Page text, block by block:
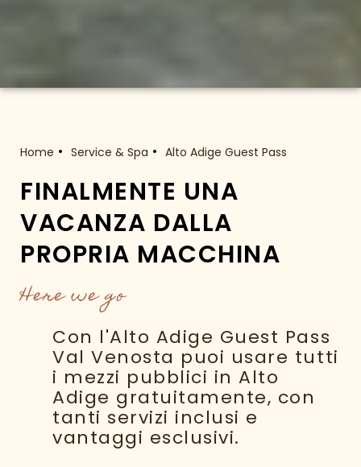
Home Service & Spa Alto Adige Guest Pass
FINALMENTE UNA
VACANZA DALLA
PROPRIA MACCHINA
Here we go
Con l'Alto Adige Guest Pass
Val Venosta puoi usare tutti
i mezzi pubblici in Alto
Adige gratuitamente, con
tanti servizi inclusi e
vantaggi esclusivi.